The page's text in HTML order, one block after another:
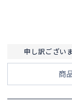
申し訳ござい
商